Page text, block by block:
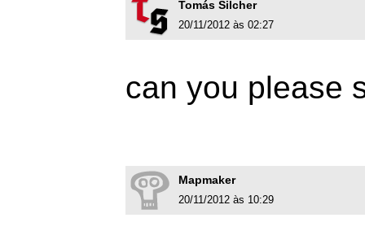
Tomás Silcher
20/11/2012 às 02:27
can you please
Mapmaker
20/11/2012 às 10:29